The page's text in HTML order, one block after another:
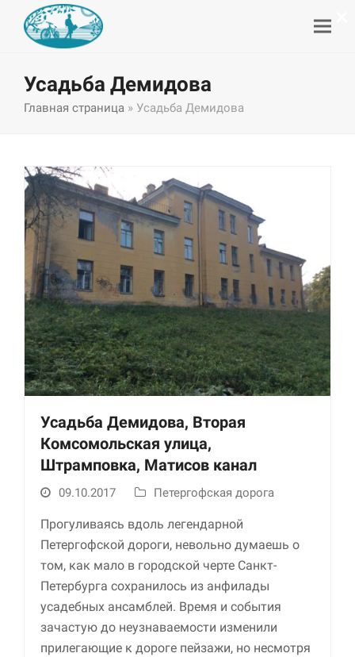
Усадьба Демидова
Главная страница » Усадьба Демидова
Усадьба Демидова, Вторая
Комсомольская улица,
Штрамповка, Матисов канал
09.10.2017 Петергофская дорога
Прогуливаясь вдоль легендарной
Петергофской дороги, невольно думаешь о
том, как мало в городской черте Санкт-
Петербурга сохранилось из анфилады
усадебных ансамблей. Время и события
зачастую до неузнаваемости изменили
прилегающие к дороге пейзажи, но несмотря
Необходимые
Использование
этих файлов cookie
обязательно. Они
необходимы для
функционирования